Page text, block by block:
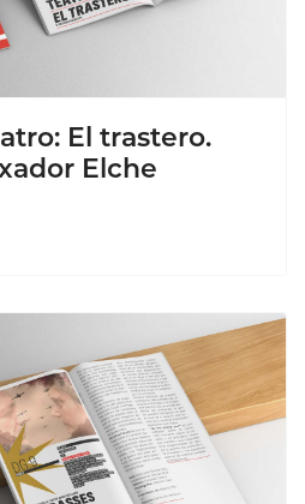
El trastero.
Elche